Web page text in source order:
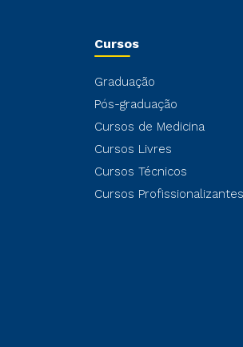
Cursos
Graduação
Pós-graduação
Cursos de Medicina
Cursos Livres
Cursos Técnicos
Cursos Profissionalizantes